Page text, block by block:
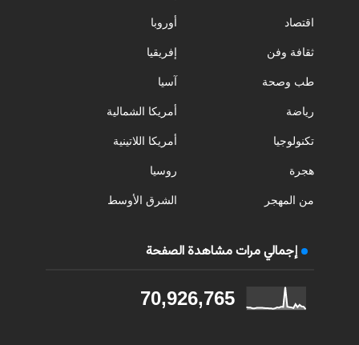
اقتصاد
ثقافة وفن
طب وصحة
رياضة
تكنولوجيا
هجرة
من المهجر
أوروبا
إفريقيا
آسيا
أمريكا الشمالية
أمريكا اللاتينية
روسيا
الشرق الأوسط
إجمالي مرات مشاهدة الصفحة
70,926,765